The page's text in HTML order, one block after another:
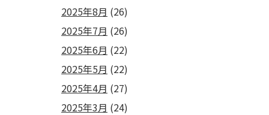
2025年8月 (26)
2025年7月 (26)
2025年6月 (22)
2025年5月 (22)
2025年4月 (27)
2025年3月 (24)